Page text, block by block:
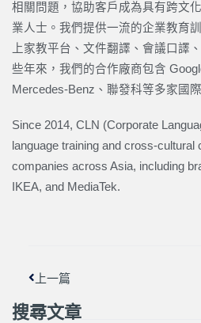
相關問題，協助客戶成為具有跨文
業人士。我們提供一流的企業教育
上家教平台、文件翻譯、會議口譯
些年來，我們的合作廠商包含
Mercedes-Benz、聯發科等多家國
Since 2014, CLN (Corporate
language training and cross-
companies across Asia, including
IKEA, and MediaTek.
上一篇
搜尋文章